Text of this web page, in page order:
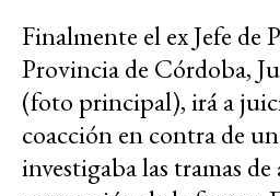
Finalmente el ex Jefe de
Provincia de Córdoba,
(foto principal), irá a
coacción en contra de
investigaba las tramas